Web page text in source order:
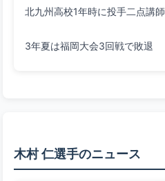
3年夏は福岡大会3回戦で敗退
木村 仁選手のニュース